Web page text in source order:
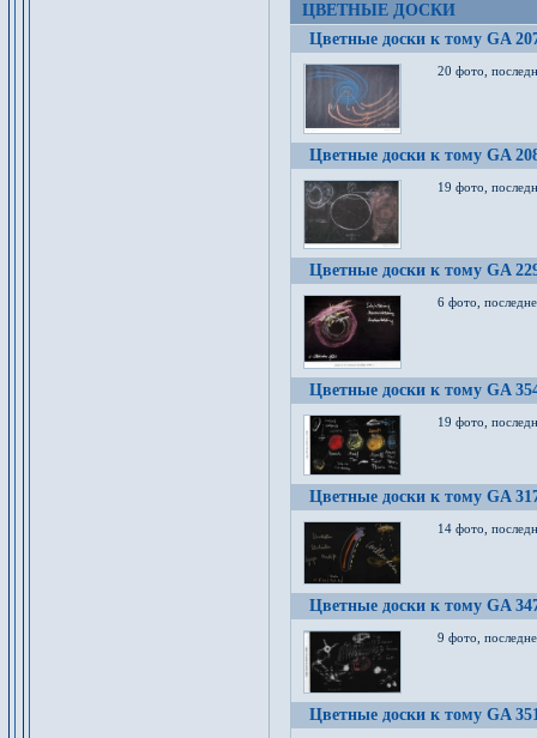
ЦВЕТНЫЕ ДОСКИ
Цветные доски к тому GA
20 фото,
Цветные доски к тому GA
19 фото,
Цветные доски к тому GA
6 фото,
Цветные доски к тому GA
19 фото,
Цветные доски к тому GA
14 фото,
Цветные доски к тому GA
9 фото,
Цветные доски к тому GA